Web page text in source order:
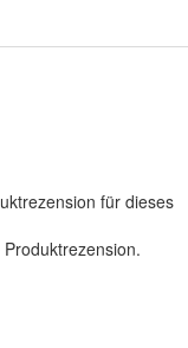
für dieses
.